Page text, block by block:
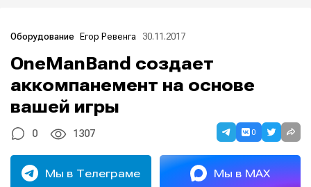
Оборудование Егор Ревенга 30.11.2017
OneManBand создает
аккомпанемент на основе
вашей игры
0 1307 0
Мы в Телеграме Мы в MAX